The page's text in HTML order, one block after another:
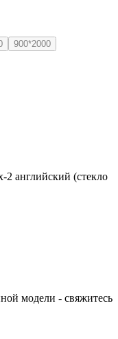
900*2000
английский (стекло
модели - свяжитесь